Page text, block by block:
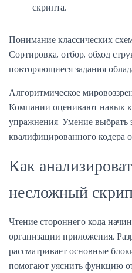
скрипта.
Понимание классических
Сортировка, отбор, обход
повторяющиеся задания
Алгоритмическое
Компании оценивают навык
упражнения. Умение
квалифицированного кодера
Как
несложный
Чтение стороннего кода
организации приложения.
рассматривает основные
помогают уяснить функцию